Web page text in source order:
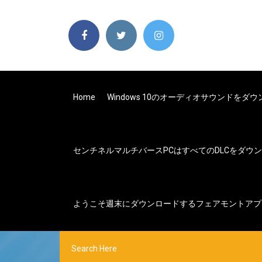
Home Windows 10のオーディオサウンドをダウ
センチネルマルチバースPCはすべてのDLCをダウ
ようこそ週末にダウンロードするフェアモントア